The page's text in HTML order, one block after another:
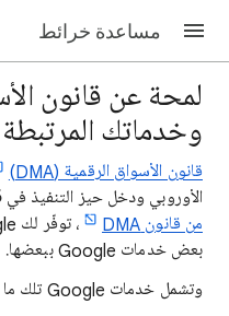
مساعدة خرائط
وخدماتك المرتبطة
قانون الأسواق الرقمية (DMA)
الأوروبي ودخل حيز التنفيذ في 6 مارس 2024. بموجب
من قانون DMA
بعض خدمات Google ببعضها.
وتشمل خدمات Google تلك ما يلي: